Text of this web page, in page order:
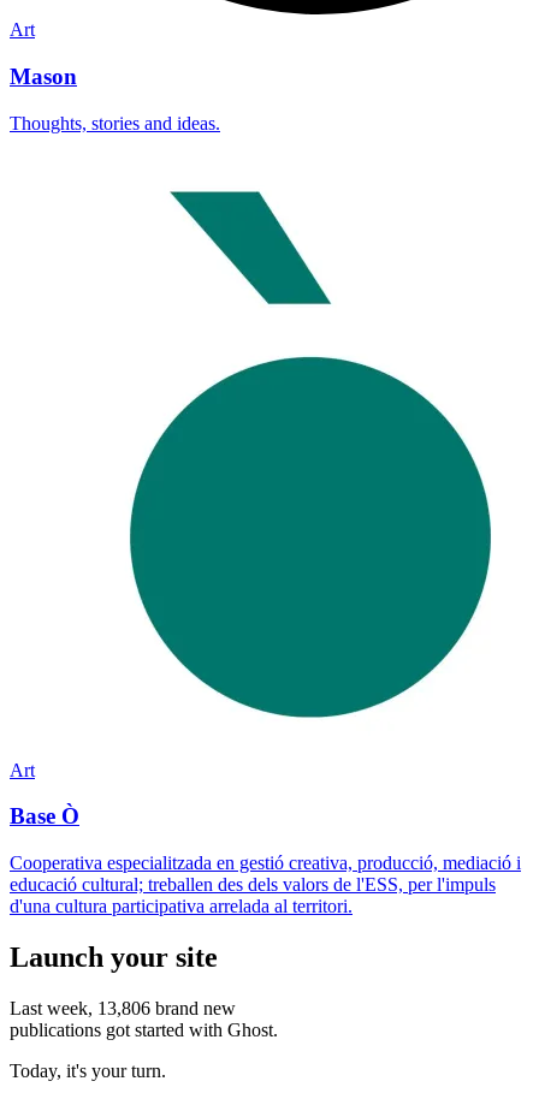
Art
Mason
Thoughts, stories and ideas.
Art
Base Ò
Cooperativa especialitzada en gestió creativa, producció, mediació i
educació cultural; treballen des dels valors de l'ESS, per l'impuls
d'una cultura participativa arrelada al territori.
Launch your site
Last week, 13,806 brand new
publications got started with Ghost.
Today, it's your turn.